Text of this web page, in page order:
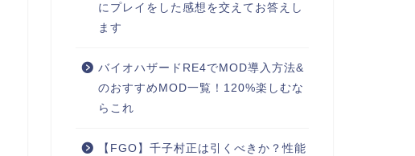
にプレイをした感想を交えてお答えし
ます
バイオハザードRE4でMOD導入方法&
のおすすめMOD一覧！120%楽しむな
らこれ
【FGO】千子村正は引くべきか？性能